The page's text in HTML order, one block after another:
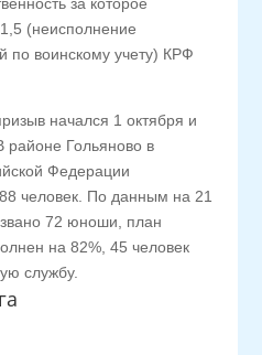
(неисполнение
по воинскому учету) КРФ
начался 1 октября и
районе Гольяново в
Федерации
человек. По данным на 21
72 юноши, план
на 82%, 45 человек
службу.